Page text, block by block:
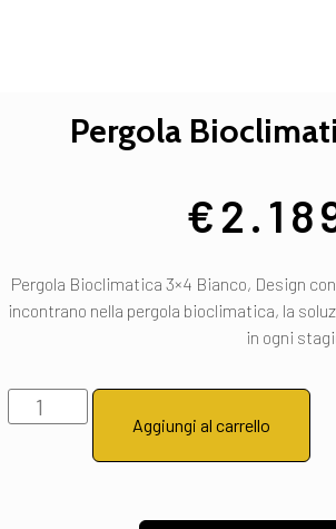
Pergola
€
Pergola Bioclimatica 3×4 Bianco, Design
incontrano nella pergola bioclimatica, la
in ogni
Aggiungi al carrello